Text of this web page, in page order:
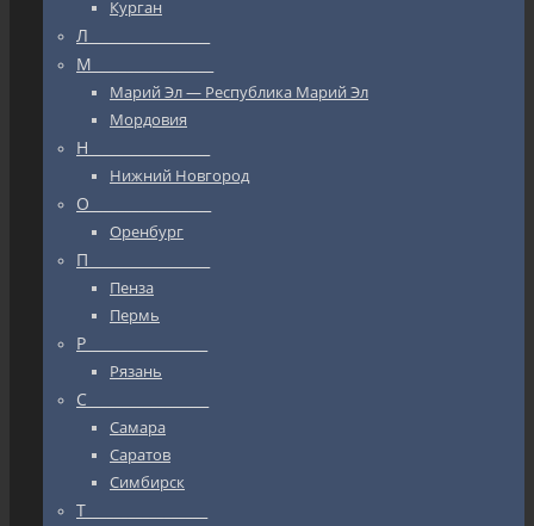
Курган
Л_________________
М_________________
Марий Эл — Республика Марий Эл
Мордовия
Н_________________
Нижний Новгород
О_________________
Оренбург
П_________________
Пенза
Пермь
Р_________________
Рязань
С_________________
Самара
Саратов
Симбирск
Т_________________